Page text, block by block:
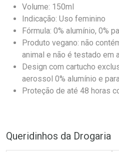
Volume: 150ml
Indicação: Uso feminino
Fórmula: 0% alumínio, 0%
Produto vegano: não
animal e não é testado em
Design com cartucho
aerossol 0% alumínio e
Proteção de até 48 horas
Queridinhos da Drogaria